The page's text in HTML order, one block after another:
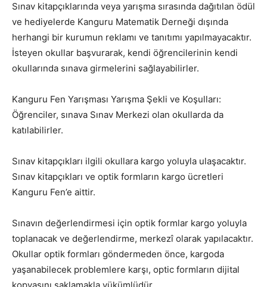
Sınav kitapçıklarında veya yarışma sırasında dağıtılan ödül
ve hediyelerde Kanguru Matematik Derneği dışında
herhangi bir kurumun reklamı ve tanıtımı yapılmayacaktır.
İsteyen okullar başvurarak, kendi öğrencilerinin kendi
okullarında sınava girmelerini sağlayabilirler.
Kanguru Fen Yarışması Yarışma Şekli ve Koşulları:
Öğrenciler, sınava Sınav Merkezi olan okullarda da
katılabilirler.
Sınav kitapçıkları ilgili okullara kargo yoluyla ulaşacaktır.
Sınav kitapçıkları ve optik formların kargo ücretleri
Kanguru Fen’e aittir.
Sınavın değerlendirmesi için optik formlar kargo yoluyla
toplanacak ve değerlendirme, merkezî olarak yapılacaktır.
Okullar optik formları göndermeden önce, kargoda
yaşanabilecek problemlere karşı, optic formların dijital